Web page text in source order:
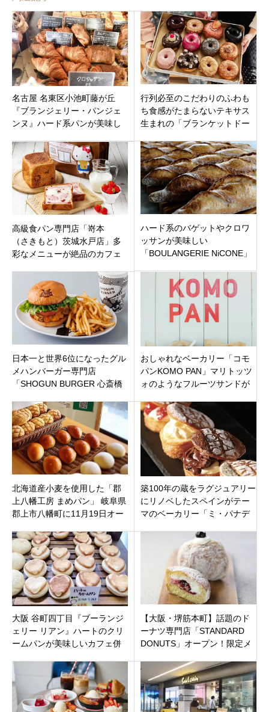
名古屋 名東区小池町藤が丘
『ブランジェリー・パンジェ
ンヌ』ハード系パンが美味し
ンジェリー
行列必至のこだわりのふわも
ち食感がたまらないテキサス
生まれの「ブランケットドー
区日吉にオープン
高級食パン専門店「嵜本
（さきもと）茨城水戸店」多
彩なメニューが絶品のカフェ
ハード系のバゲットやクロワ
ッサンが美味しい
「BOULANGERIE NiCONE」
日本一と世界6位になったグル
メハンバーガー専門店
「SHOGUN BURGER 心斎橋
にオープン
おしゃれなベーカリー「コモ
パンKOMO PAN」マリトッツ
ォのようなフルーツサンドが
気！神奈川県鎌倉市
北海道産小麦を使用した「郡
上八幡工房 まめパン」 岐阜県
郡上市八幡町に11月19日オー
築100年の蔵をラグジュアリー
にリノベしたスペインがテー
マのベーカリー「ミ・パナデ
大阪 谷町四丁目『ブーランジ
ェリー リアン』ハートのクリ
ームパンが美味しいカフェ併
【大阪・堺筋本町】話題のド
ーナツ専門店「STANDARD
DONUTS」オープン！限定メ
を解説